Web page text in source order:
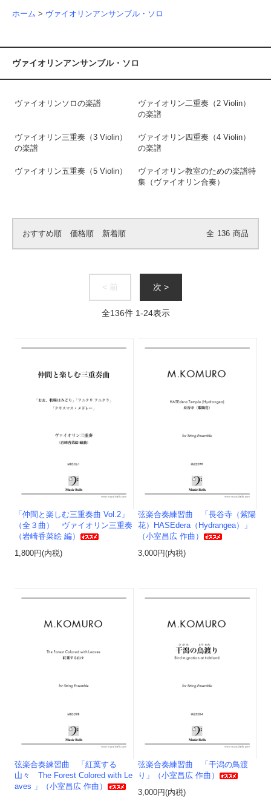
ホーム > ヴァイオリンアンサンブル・ソロ
ヴァイオリンアンサンブル・ソロ
ヴァイオリンソロの楽譜
ヴァイオリン二重奏（2 Violin）
の楽譜
ヴァイオリン三重奏（3 Violin）
の楽譜
ヴァイオリン四重奏（4 Violin）
の楽譜
ヴァイオリン五重奏（5 Violin）
ヴァイオリン教室のための楽譜特
集（ヴァイオリン合奏）
おすすめ順 価格順 新着順 全 136 商品
< 前 次 >
全136件 1-24表示
「仲間と楽しむ三重奏曲 Vol.2」
（全３曲） ヴァイオリン三重奏
（岩崎香菜絵 編）
1,800円(内税)
弦楽合奏練習曲 「長谷寺（紫陽
花）HASEdera（Hydrangea）」
（小室昌広 作曲）
3,000円(内税)
弦楽合奏練習曲 「紅葉する
山々 The Forest Colored with Le
aves 」（小室昌広 作曲）
弦楽合奏練習曲 「干潟の鳥渡
り」（小室昌広 作曲）
3,000円(内税)